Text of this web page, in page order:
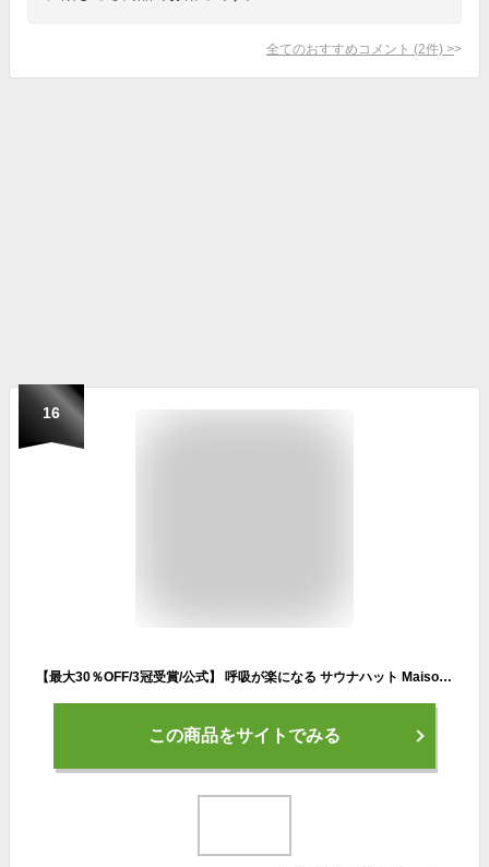
全てのおすすめコメント (2件) >
16
【最大30％OFF/3冠受賞/公式】 呼吸が楽になる サウナハット Maison Sauna 今治タオル メンズ レディース 大きめ サウナ キャップ 日本製 サウナット 深め サウナ帽子 洗える 深くかぶれる サウナグッズ 洗濯可能 プレゼント
この商品をサイトでみる